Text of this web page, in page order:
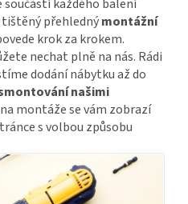
každého balení
přehlednýmontážní
krok za krokem.
nechat plně na nás. Rádi
dodání nábytku až do
našimi
montáže se vám zobrazí
s volbou způsobu